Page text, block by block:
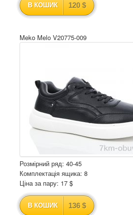
В КОШИК 120 $
Meko Melo V20775-009
Розмірний ряд: 40-45
Комплектація ящика: 8
Ціна за пару: 17 $
В КОШИК 136 $